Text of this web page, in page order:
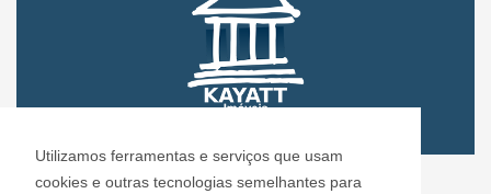
Utilizamos ferramentas e serviços que usam
cookies e outras tecnologias semelhantes para
CRECI: 72.304